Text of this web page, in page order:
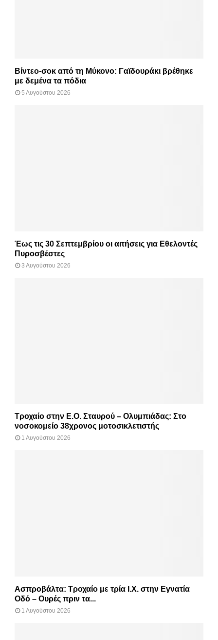
Βίντεο-σοκ από τη Μύκονο: Γαϊδουράκι βρέθηκε
με δεμένα τα πόδια
5 Αυγούστου 2026
Έως τις 30 Σεπτεμβρίου οι αιτήσεις για Εθελοντές
Πυροσβέστες
3 Αυγούστου 2026
Τροχαίο στην Ε.Ο. Σταυρού – Ολυμπιάδας: Στο
νοσοκομείο 38χρονος μοτοσικλετιστής
1 Αυγούστου 2026
Ασπροβάλτα: Τροχαίο με τρία Ι.Χ. στην Εγνατία
Οδό – Ουρές πριν τα...
1 Αυγούστου 2026